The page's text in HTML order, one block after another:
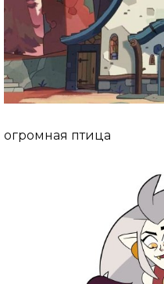
огромная птица